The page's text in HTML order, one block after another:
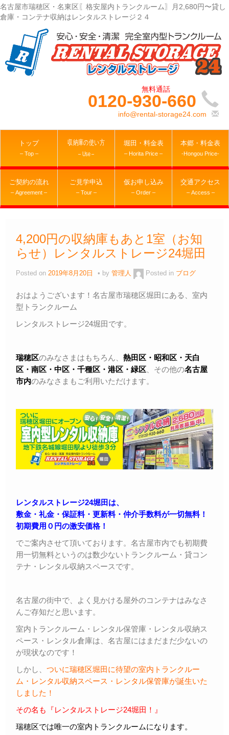
名古屋市瑞穂区・名東区〖格安屋内トランクルーム〗月2,680円〜貸し
倉庫・コンテナ収納はレンタルストレージ２４
0120-930-660
info@rental-storage24.com
トップ
– Top –
収納庫の使い方
– Use –
堀田・料金表
– Horita Price –
本郷・料金表
-Hongou Price-
ご契約の流れ
– Agreement –
ご見学申込
– Tour –
仮お申し込み
– Order –
交通アクセス
– Access –
4,200円の収納庫もあと1室（お知
らせ）レンタルストレージ24堀田
Posted on 2019年8月20日 by 管理人 Posted in ブログ
おはようございます！名古屋市瑞穂区堀田にある、室内
型トランクルーム
レンタルストレージ24堀田です。
瑞穂区のみなさまはもちろん、 熱田区・昭和区・天白
区・ 南区・中区・千種区・港区・緑区 、その他の名古屋
市内のみなさまもご利用いただけます。
レンタルストレージ24堀田は、
敷金・礼金・保証料・更新料・仲介手数料が一切無料！
初期費用０円の激安価格！
でご案内させて頂いております。名古屋市内でも初期費
用一切無料というのは数少ないトランクルーム・貸コン
テナ・レンタル収納スペースです。
名古屋の街中で、よく見かける屋外のコンテナはみなさ
んご存知だと思います。
室内トランクルーム・レンタル保管庫・レンタル収納ス
ペース・レンタル倉庫は、名古屋にはまだまだ少ないの
が現状なのです！
しかし、 ついに瑞穂区堀田に待望の室内トランクルー
ム・レンタル収納スペース・レンタル保管庫が誕生いた
しました！
その名も『レンタルストレージ24堀田！』
瑞穂区では唯一の室内トランクルームになります。